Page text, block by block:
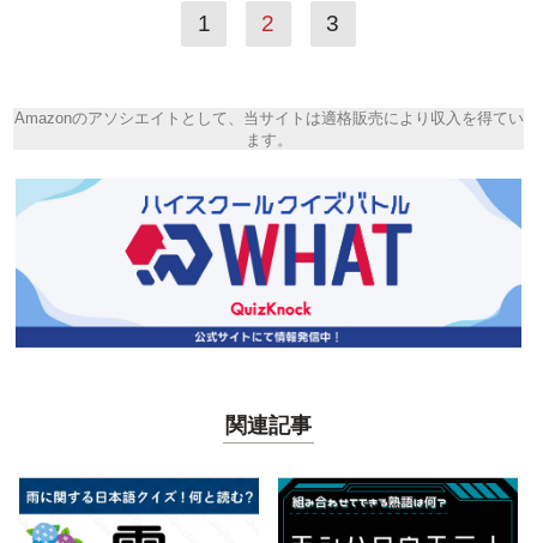
1 2 3
Amazonのアソシエイトとして、当サイトは適格販売により収入を得てい
ます。
関連記事